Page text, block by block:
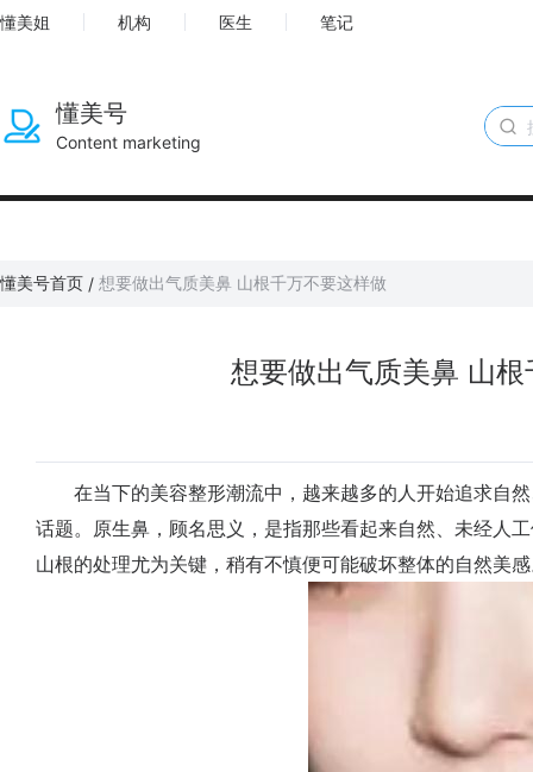
懂美姐 机构 医生 笔记
懂美号
Content marketing
懂美号首页 / 想要做出气质美鼻 山根千万不要这样做
想要做出气质美鼻 山
在当下的美容整形潮流中，越来越多的人开始追求自然
话题。原生鼻，顾名思义，是指那些看起来自然、未经人
山根的处理尤为关键，稍有不慎便可能破坏整体的自然美